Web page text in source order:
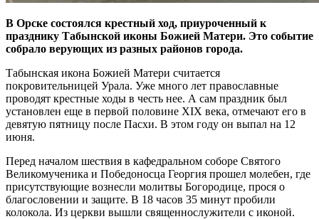
В Орске состоялся крестный ход, приуроченный к
празднику Табынской иконы Божией Матери. Это событие
собрало верующих из разных районов города.
Табынская икона Божией Матери считается
покровительницей Урала. Уже много лет православные
проводят крестные ходы в честь нее. А сам праздник был
установлен еще в первой половине XIX века, отмечают его в
девятую пятницу после Пасхи. В этом году он выпал на 12
июня.
Перед началом шествия в кафедральном соборе Святого
Великомученика и Победоносца Георгия прошел молебен, где
присутствующие вознесли молитвы Богородице, прося о
благословении и защите. В 18 часов 35 минут пробили
колокола. Из церкви вышли священнослужители с иконой.